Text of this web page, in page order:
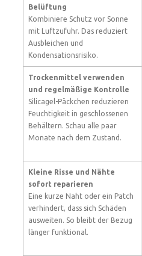
Belüftung
Kombiniere Schutz vor Sonne
mit Luftzufuhr. Das reduziert
Ausbleichen und
Kondensationsrisiko.
Trockenmittel verwenden
und regelmäßige Kontrolle
Silicagel-Päckchen reduzieren
Feuchtigkeit in geschlossenen
Behältern. Schau alle paar
Monate nach dem Zustand.
Kleine Risse und Nähte
sofort reparieren
Eine kurze Naht oder ein Patch
verhindert, dass sich Schäden
ausweiten. So bleibt der Bezug
länger funktional.